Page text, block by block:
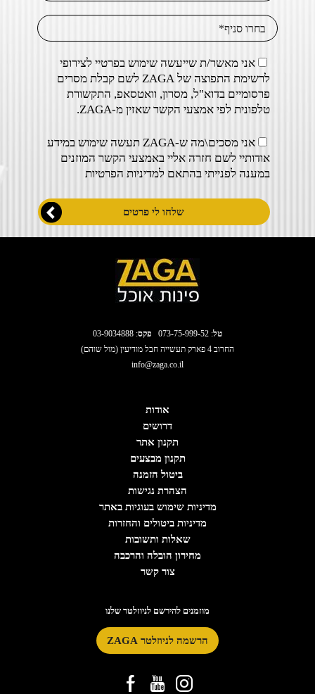
אני מאשר/ת שייעשה שימוש בפרטיי לצירופי
לרשימת התפוצה של ZAGA לשם קבלת מסרים
פרסומיים בדוא"ל, מסרון, וואטסאפ, התקשורת
טלפונית לפי אמצעי הקשר שאזין מ-ZAGA.
אני מסכים\מה ש-ZAGA תעשה שימוש במידע
אודותיי לשם חזרה אליי באמצעי הקשר המוזנים
במענה לפנייתי בהתאם למדיניות הפרטיות
טל:
073-75-999-52 פקס: 03-9034888
החרוב 4 פארק תעשייה חבל מודיעין (מול שוהם)
info@zaga.co.il
אודות
דרושים
תקנון אתר
תקנון מבצעים
ביטול הזמנה
הצהרת נגישות
מדיניות שימוש בעוגיות באתר
מדיניות ביטולים והחזרות
שאלות ותשובות
מחירון הובלה והרכבה
צור קשר
מוזמנים להירשם לניוזלטר שלנו
הרשמה לניוזלטר ZAGA